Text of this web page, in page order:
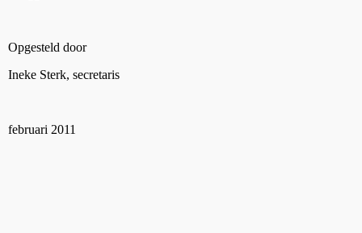
Opgesteld door
Ineke Sterk, secretaris
februari 2011